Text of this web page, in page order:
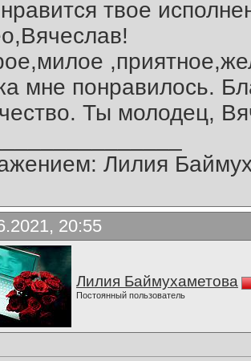
твое
мне понравилось.
Ты молодец,
Лилия
20:55
Лилия Баймухаметова
Постоянный пользователь